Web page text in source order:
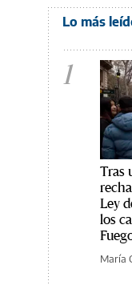
Lo más
1
Tras
Ley
los
María